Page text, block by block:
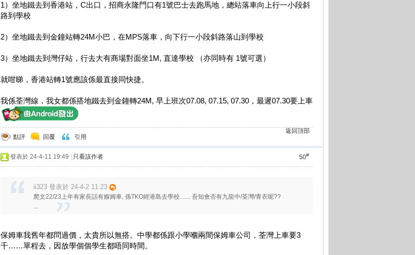
1）坐地鐵去到香港站，C出口，招商永隆門口有1號巴士去跑馬地，總站落車向上行一小段斜
路到學校
2）坐地鐵去到金鐘站轉24M小巴，在MPS落車，向下行一小段斜路落山到學校
3）坐地鐵去到灣仔站，行去大有商場對面坐1M, 直達學校 （亦同時有 1號可選）
就咁睇，香港站轉1號應該係最直接同快捷。
我係荃灣線，我女都係搭地鐵去到金鐘轉24M, 早上班次07.08, 07.15, 07.30，最遲07.30要上車
點評 回覆 引用
返回頂部
50#
發表於 24-4-11 19:49 只看該作者
ii323 發表於 24-4-2 11:23
爬文22/23上年有家長話有媬姆車, 係TKO經港島去學校....... 吾知會否有九龍中/荃灣/青衣呢??
...
保姆車我舊年都問過價，太貴所以無搭。中學都係跟小學嗰兩間保姆車公司，荃灣上車要3
千……單程去，因放學個個學生都唔同時間。